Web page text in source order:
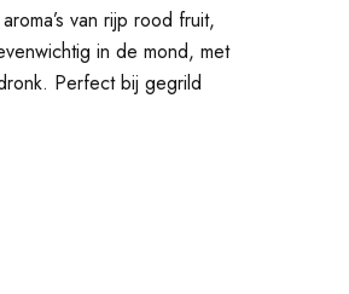
van rijp rood fruit,
in de mond, met
Perfect bij gegrild